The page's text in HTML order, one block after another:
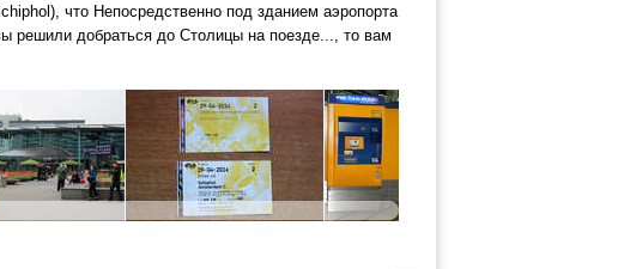
что Непосредственно под зданием аэропорта
решили добраться до Столицы на поезде..., то вам